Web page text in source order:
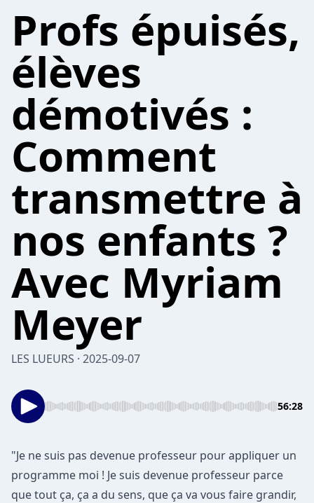
Profs épuisés,
élèves
démotivés :
Comment
transmettre à
nos enfants ?
Avec Myriam
Meyer
LES LUEURS · 2025-09-07
56:28
"Je ne suis pas devenue professeur pour appliquer un
programme moi ! Je suis devenue professeur parce
que tout ça, ça a du sens, que ça va vous faire grandir,